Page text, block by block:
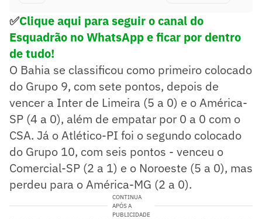
✅Clique aqui para seguir o canal do
Esquadrão no WhatsApp e ficar por dentro
de tudo!
O Bahia se classificou como primeiro colocado
do Grupo 9, com sete pontos, depois de
vencer a Inter de Limeira (5 a 0) e o América-
SP (4 a 0), além de empatar por 0 a 0 com o
CSA. Já o Atlético-PI foi o segundo colocado
do Grupo 10, com seis pontos - venceu o
Comercial-SP (2 a 1) e o Noroeste (5 a 0), mas
perdeu para o América-MG (2 a 0).
CONTINUA
APÓS A
PUBLICIDADE